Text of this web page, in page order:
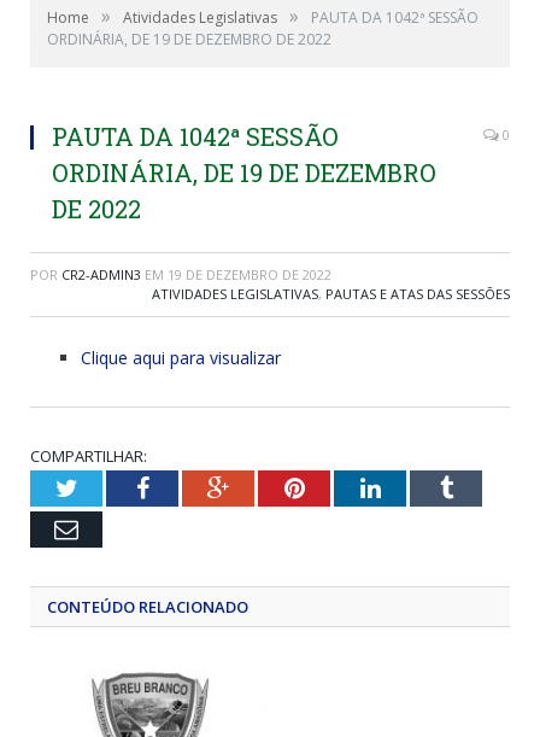
Home » Atividades Legislativas »
PAUTA DA 1042ª SESSÃO
ORDINÁRIA, DE 19 DE DEZEMBRO DE 2022
PAUTA DA 1042ª SESSÃO
ORDINÁRIA, DE 19 DE DEZEMBRO
DE 2022
0
POR CR2-ADMIN3 EM 19 DE DEZEMBRO DE 2022
ATIVIDADES LEGISLATIVAS, PAUTAS E ATAS DAS SESSÕES
Clique aqui para visualizar
COMPARTILHAR:
TwitterFacebookGoogle+PinterestLinkedInTumblr
Email
CONTEÚDO RELACIONADO